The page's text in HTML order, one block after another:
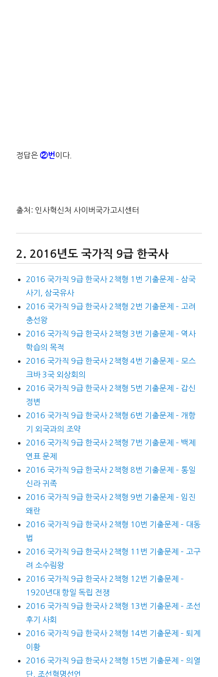
정답은②번 이다.
출처: 인사혁신처 사이버국가고시센터
2016년도 국가직 9급 한국사
2016 국가직 9급 한국사 2책형 1번 기출문제 – 삼국
사기, 삼국유사
2016 국가직 9급 한국사 2책형 2번 기출문제 – 고려
충선왕
2016 국가직 9급 한국사 2책형 3번 기출문제 – 역사
학습의 목적
2016 국가직 9급 한국사 2책형 4번 기출문제 – 모스
크바 3국 외상회의
2016 국가직 9급 한국사 2책형 5번 기출문제 – 갑신
정변
2016 국가직 9급 한국사 2책형 6번 기출문제 – 개항
기 외국과의 조약
2016 국가직 9급 한국사 2책형 7번 기출문제 – 백제
연표 문제
2016 국가직 9급 한국사 2책형 8번 기출문제 – 통일
신라 귀족
2016 국가직 9급 한국사 2책형 9번 기출문제 – 임진
왜란
2016 국가직 9급 한국사 2책형 10번 기출문제 – 대동
법
2016 국가직 9급 한국사 2책형 11번 기출문제 – 고구
려 소수림왕
2016 국가직 9급 한국사 2책형 12번 기출문제 –
1920년대 항일 독립 전쟁
2016 국가직 9급 한국사 2책형 13번 기출문제 – 조선
후기 사회
2016 국가직 9급 한국사 2책형 14번 기출문제 – 퇴계
이황
2016 국가직 9급 한국사 2책형 15번 기출문제 – 의열
단, 조선혁명선언